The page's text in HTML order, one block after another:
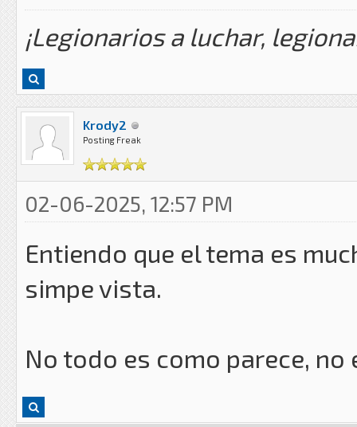
¡Legionarios a luchar,
Krody2
Posting Freak
02-06-2025, 12:57 PM
Entiendo que el tema es
simpe vista.
No todo es como parece,